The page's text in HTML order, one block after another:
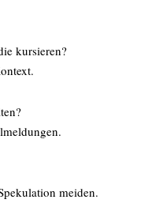
kursieren?
meiden.